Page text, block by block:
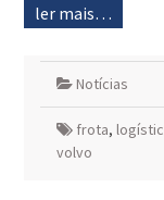
ler mais…
Notícias
frota,
volvo